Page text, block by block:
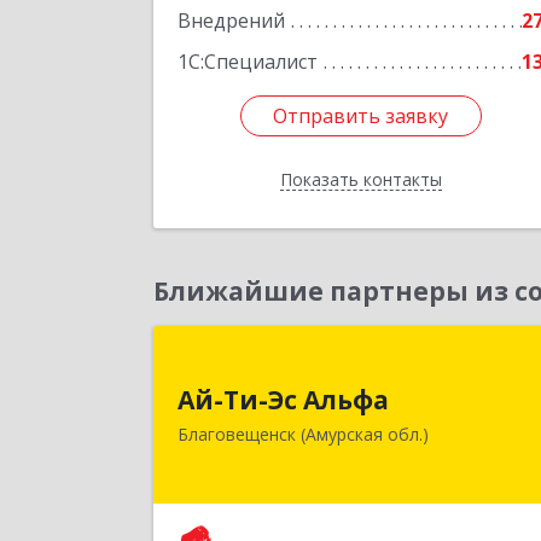
Внедрений
1С:Специалист
Отправить заявку
Показать контакты
Отправить заявку
Назад
Ближайшие партнеры из
Ай-Ти-Эс Альфа
Благовещенск (Амурская обл.)
675000, Амурская обл, Благовещенск
г, Зейская ул, дом № 134, оф.515